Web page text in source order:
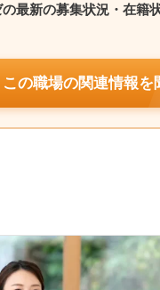
最新の募集状況・在
この職場の関連情報を